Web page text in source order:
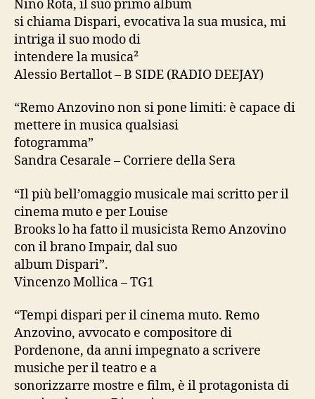
Nino Rota, il suo primo album
si chiama Dispari, evocativa la sua musica, mi
intriga il suo modo di
intendere la musica²
Alessio Bertallot – B SIDE (RADIO DEEJAY)
“Remo Anzovino non si pone limiti: è capace di
mettere in musica qualsiasi
fotogramma”
Sandra Cesarale – Corriere della Sera
“Il più bell’omaggio musicale mai scritto per il
cinema muto e per Louise
Brooks lo ha fatto il musicista Remo Anzovino
con il brano Impair, dal suo
album Dispari”.
Vincenzo Mollica – TG1
“Tempi dispari per il cinema muto. Remo
Anzovino, avvocato e compositore di
Pordenone, da anni impegnato a scrivere
musiche per il teatro e a
sonorizzarre mostre e film, è il protagonista di